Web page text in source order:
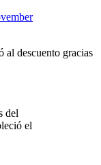
al descuento gracias
del
el